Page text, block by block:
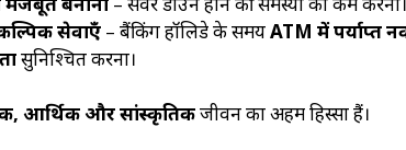
सेवाएँ – बैंकिंग हॉलिडे के समयATM में पर्याप्त
सुनिश्चित करना।
आर्थिक और सांस्कृतिकजीवन का अहम हिस्सा हैं।